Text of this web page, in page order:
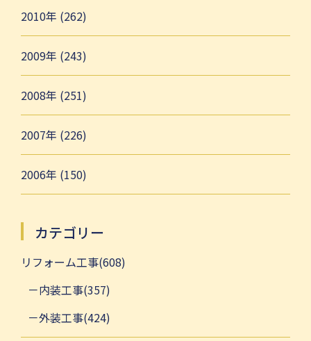
2010年 (262)
2009年 (243)
2008年 (251)
2007年 (226)
2006年 (150)
カテゴリー
リフォーム工事(608)
内装工事(357)
外装工事(424)